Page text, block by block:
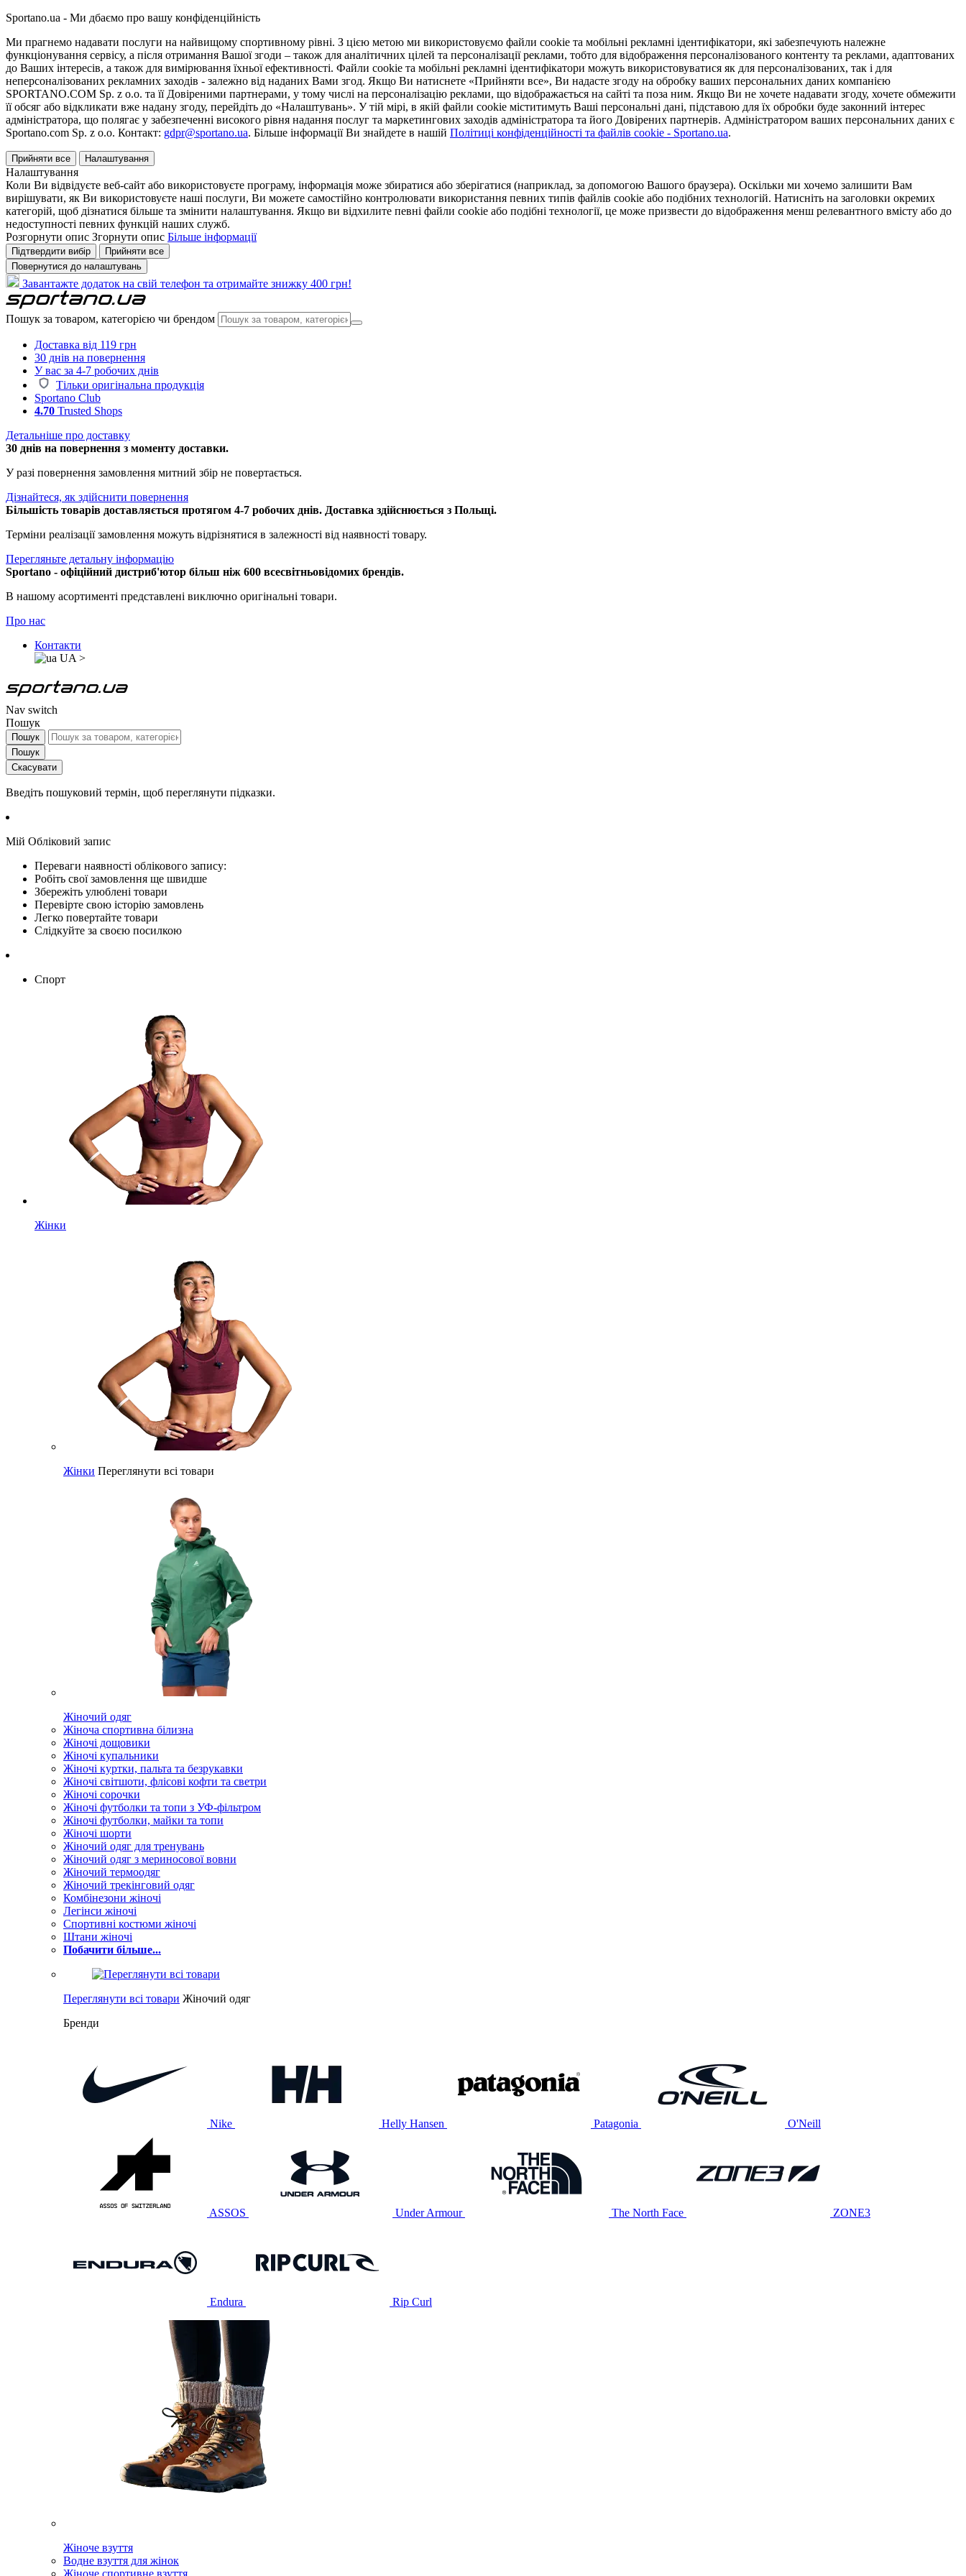
Sportano.ua - Ми дбаємо про вашу конфіденційність
Ми прагнемо надавати послуги на найвищому спортивному рівні. З цією метою ми використовуємо файли cookie та мобільні рекламні ідентифікатори, які забезпечують належне
функціонування сервісу, а після отримання Вашої згоди – також для аналітичних цілей та персоналізації реклами, тобто для відображення персоналізованого контенту та реклами, адаптованих
до Ваших інтересів, а також для вимірювання їхньої ефективності. Файли cookie та мобільні рекламні ідентифікатори можуть використовуватися як для персоналізованих, так і для
неперсоналізованих рекламних заходів - залежно від наданих Вами згод. Якщо Ви натиснете «Прийняти все», Ви надасте згоду на обробку ваших персональних даних компанією
SPORTANO.COM Sp. z o.o. та її Довіреними партнерами, у тому числі на персоналізацію реклами, що відображається на сайті та поза ним. Якщо Ви не хочете надавати згоду, хочете обмежити
її обсяг або відкликати вже надану згоду, перейдіть до «Налаштувань». У тій мірі, в якій файли cookie міститимуть Ваші персональні дані, підставою для їх обробки буде законний інтерес
адміністратора, що полягає у забезпеченні високого рівня надання послуг та маркетингових заходів адміністратора та його Довірених партнерів. Адміністратором ваших персональних даних є
Sportano.com Sp. z o.o. Контакт: gdpr@sportano.ua. Більше інформації Ви знайдете в нашій Політиці конфіденційності та файлів cookie - Sportano.ua.
Прийняти все Налаштування
Налаштування
Коли Ви відвідуєте веб-сайт або використовуєте програму, інформація може збиратися або зберігатися (наприклад, за допомогою Вашого браузера). Оскільки ми хочемо залишити Вам
вирішувати, як Ви використовуєте наші послуги, Ви можете самостійно контролювати використання певних типів файлів cookie або подібних технологій. Натисніть на заголовки окремих
категорій, щоб дізнатися більше та змінити налаштування. Якщо ви відхилите певні файли cookie або подібні технології, це може призвести до відображення менш релевантного вмісту або до
недоступності певних функцій наших служб.
Розгорнути опис Згорнути опис Більше інформації
Підтвердити вибір
Прийняти все
Повернутися до налаштувань
Завантажте додаток на свій телефон та отримайте знижку 400 грн!
Пошук за товаром, категорією чи брендом
Доставка від 119 грн
30 днів на повернення
У вас за 4-7 робочих днів
Тільки оригінальна продукція
Sportano Club
4.70 Trusted Shops
Детальніше про доставку
30 днів на повернення з моменту доставки.
У разі повернення замовлення митний збір не повертається.
Дізнайтеся, як здійснити повернення
Більшість товарів доставляється протягом 4-7 робочих днів. Доставка здійснюється з Польщі.
Терміни реалізації замовлення можуть відрізнятися в залежності від наявності товару.
Перегляньте детальну інформацію
Sportano - офіційний дистриб'ютор більш ніж 600 всесвітньовідомих брендів.
В нашому асортименті представлені виключно оригінальні товари.
Про нас
Контакти
UA >
Nav switch
Пошук
Пошук
Пошук
Скасувати
Введіть пошуковий термін, щоб переглянути підказки.
Мій Обліковий запис
Переваги наявності облікового запису:
Робіть свої замовлення ще швидше
Збережіть улюблені товари
Перевірте свою історію замовлень
Легко повертайте товари
Слідкуйте за своєю посилкою
Спорт
Жінки
Жінки Переглянути всі товари
Жіночий одяг
Жіноча спортивна білизна
Жіночі дощовики
Жіночі купальники
Жіночі куртки, пальта та безрукавки
Жіночі світшоти, флісові кофти та светри
Жіночі сорочки
Жіночі футболки та топи з УФ-фільтром
Жіночі футболки, майки та топи
Жіночі шорти
Жіночий одяг для тренувань
Жіночий одяг з мериносової вовни
Жіночий термоодяг
Жіночий трекінговий одяг
Комбінезони жіночі
Легінси жіночі
Спортивні костюми жіночі
Штани жіночі
Побачити більше...
Переглянути всі товари Жіночий одяг
Бренди
Nike Helly Hansen Patagonia O'Neill
ASSOS Under Armour The North Face ZONE3
Endura Rip Curl
Жіноче взуття
Водне взуття для жінок
Жіноче спортивне взуття